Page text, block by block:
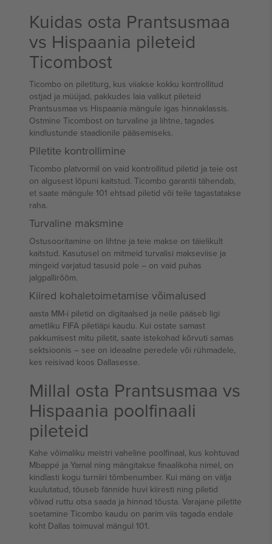
Kuidas osta Prantsusmaa
vs Hispaania pileteid
Ticombost
Ticombo on piletiturg, kus viiakse kokku kontrollitud
ostjad ja müüjad, pakkudes laia valikut pileteid
Prantsusmaa vs Hispaania mängule igas hinnaklassis.
Ostmine Ticombost on turvaline ja lihtne, tagades
kindlustunde staadionile pääsemiseks.
Piletite kontrollimine
Ticombo platvormil on vaid kontrollitud piletid ja teie ost
on algusest lõpuni kaitstud. Ticombo garantii tähendab,
et saate mängule 101 ehtsad piletid või teile tagastatakse
raha.
Turvaline maksmine
Ostusooritamine on lihtne ja teie makse on täielikult
kaitstud. Kasutusel on mitmeid turvalisi makseviise ja
mingeid varjatud tasusid pole – on vaid puhas
jalgpallirõõm.
Kiired kohaletoimetamise võimalused
aasta MM-i piletid on digitaalsed ja neile pääseb ligi
ametliku FIFA piletiäpi kaudu. Kui ostate samast
pakkumisest mitu piletit, saate istekohad kõrvuti samas
sektsioonis – see on ideaalne peredele või rühmadele,
kes reisivad koos Dallasesse.
Millal osta Prantsusmaa vs
Hispaania poolfinaali
pileteid
Kahe võimaliku meistri vaheline poolfinaal, kus kohtuvad
Mbappé ja Yamal ning mängitakse finaalikoha nimel, on
kindlasti kogu turniiri tõmbenumber. Kui mäng on välja
kuulutatud, tõuseb fännide huvi kiiresti ning piletid
võivad ruttu otsa saada ja hinnad tõusta. Varajane piletite
soetamine Ticombo kaudu on parim viis tagada endale
koht Dallas toimuval mängul 101.